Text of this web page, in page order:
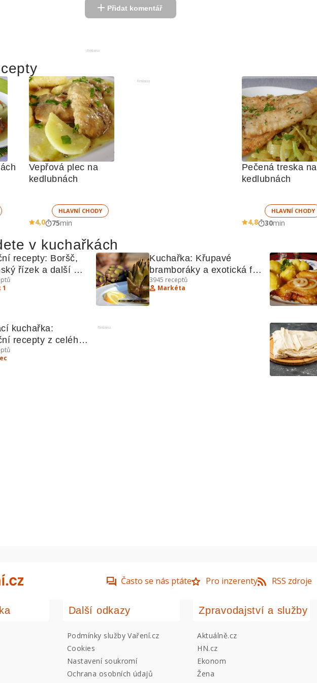
Přidat komentář
Reklama
Vepřová plec na
kedlubnách
HLAVNÍ CHODY
4,0 75min
Reklama
Pečená treska na
kedlubnách
HLAVNÍ CHODY
4,8 30min
v kuchařkách
recepty: Boršč,
řízek a další
poklady
1
Kuchařka: Křupavé
bramboráky a exotická filé
- recepty pro gurmány
3945 receptů
Markéta
kuchařka:
recepty z celého
Reklama
Často se nás ptáte Pro inzerenty RSS zdroje
Další odkazy
Podmínky služby Vaření.cz
Cookies
Nastavení soukromí
Ochrana osobních údajů
Zpravodajství a služby
Aktuálně.cz
HN.cz
Ekonom
Žena